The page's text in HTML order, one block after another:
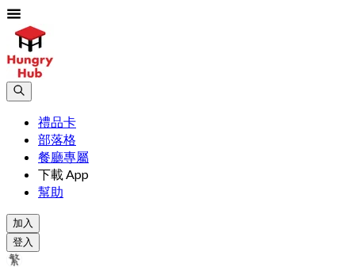
禮品卡
部落格
餐廳專屬
下載 App
幫助
加入
登入